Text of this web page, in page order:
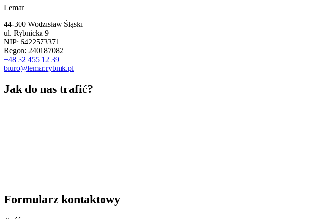
Lemar
44-300 Wodzisław Śląski
ul. Rybnicka 9
NIP: 6422573371
Regon: 240187082
+48 32 455 12 39
biuro@lemar.rybnik.pl
Jak do nas trafić?
Formularz kontaktowy